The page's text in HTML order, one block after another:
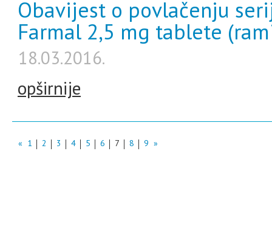
Obavijest o povlačenju
Farmal 2,5 mg tablete
18.03.2016.
opširnije
« 1 2 3 4 5 6 7 8 9 »